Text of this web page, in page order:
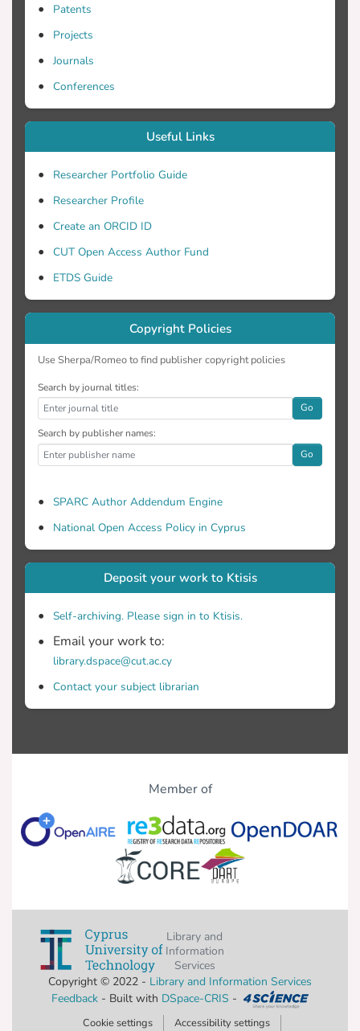
Patents
Projects
Journals
Conferences
Useful Links
Researcher Portfolio Guide
Researcher Profile
Create an ORCID ID
CUT Open Access Author Fund
ETDS Guide
Copyright Policies
Use Sherpa/Romeo to find publisher copyright policies
Search by journal titles:
Go
Search by publisher names:
Go
SPARC Author Addendum Engine
National Open Access Policy in Cyprus
Deposit your work to Ktisis
Self-archiving. Please sign in to Ktisis.
Email your work to:
library.dspace@cut.ac.cy
Contact your subject librarian
Member of
Library and
Information
Services
Copyright © 2022 - Library and Information Services
Feedback- Built with DSpace-CRIS -
Cookie settings Accessibility settings